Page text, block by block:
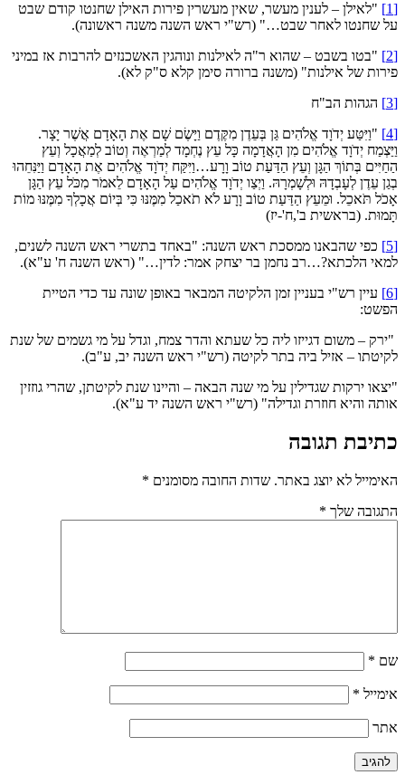
[1]
"לאילן – לענין מעשר, שאין מעשרין פירות האילן שחנטו קודם שבט
על שחנטו לאחר שבט…" (רש"י ראש השנה משנה ראשונה).
[2]
"בטו בשבט – שהוא ר"ה לאילנות ונוהגין האשכנזים להרבות אז במיני
פירות של אילנות" (משנה ברורה סימן קלא ס"ק לא).
[3]
הגהות הב"ח
[4]
"וַיִּטַּע יְדֹוָד אֱלֹהִים גַּן בְּעֵדֶן מִקֶּדֶם וַיָּשֶׂם שָׁם אֶת הָאָדָם אֲשֶׁר יָצָר.
וַיַּצְמַח יְדֹוָד אֱלֹהִים מִן הָאֲדָמָה כָּל עֵץ נֶחְמָד לְמַרְאֶה וְטוֹב לְמַאֲכָל וְעֵץ
הַחַיִּים בְּתוֹךְ הַגָּן וְעֵץ הַדַּעַת טוֹב וָרָע…וַיִּקַּח יְדֹוָד אֱלֹהִים אֶת הָאָדָם וַיַּנִּחֵהוּ
בְגַן עֵדֶן לְעָבְדָהּ וּלְשָׁמְרָהּ. וַיְצַו יְדֹוָד אֱלֹהִים עַל הָאָדָם לֵאמֹר מִכֹּל עֵץ הַגָּן
אָכֹל תֹּאכֵל. וּמֵעֵץ הַדַּעַת טוֹב וָרָע לֹא תֹאכַל מִמֶּנּוּ כִּי בְּיוֹם אֲכָלְךָ מִמֶּנּוּ מוֹת
תָּמוּת. (בראשית ב',ח'-יז)
[5]
כפי שהבאנו ממסכת ראש השנה: "באחד בתשרי ראש השנה לשנים,
למאי הלכתא?…רב נחמן בר יצחק אמר: לדין…" (ראש השנה ח' ע"א).
[6]
עיין רש"י בעניין זמן הלקיטה המבאר באופן שונה עד כדי הטיית
הפשט:
"ירק – משום דגייזו ליה כל שעתא והדר צמח, וגדל על מי גשמים של שנת
לקיטתו – אזיל ביה בתר לקיטה (רש"י ראש השנה יב, ע"ב).
"יצאו ירקות שגדילין על מי שנה הבאה – והיינו שנת לקיטתן, שהרי גוזזין
אותה והיא חוזרת וגדילה" (רש"י ראש השנה יד ע"א).
כתיבת תגובה
האימייל לא יוצג באתר. שדות החובה מסומנים *
התגובה שלך *
שם *
אימייל *
אתר